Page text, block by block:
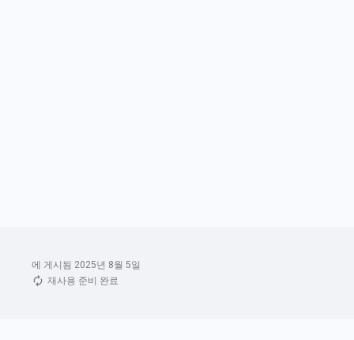
에 게시됨 2025년 8월 5일
재사용 준비 완료